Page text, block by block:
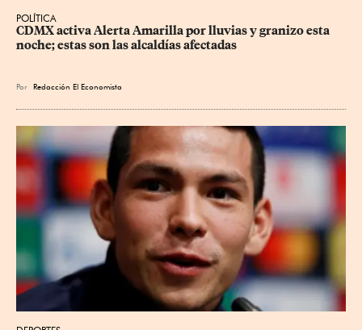
POLÍTICA
CDMX activa Alerta Amarilla por lluvias y granizo esta
noche; estas son las alcaldías afectadas
Por Redacción El Economista